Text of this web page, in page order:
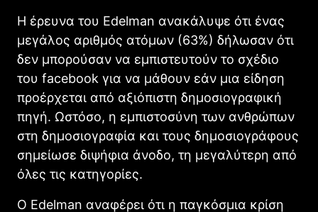
Η έρευνα του Edelman ανακάλυψε ότι ένας
μεγάλος αριθμός ατόμων (63%) δήλωσαν ότι
δεν μπορούσαν να εμπιστευτούν το σχέδιο
του facebook για να μάθουν εάν μια είδηση
προέρχεται από αξιόπιστη δημοσιογραφική
πηγή. Ωστόσο, η εμπιστοσύνη των ανθρώπων
στη δημοσιογραφία και τους δημοσιογράφους
σημείωσε διψήφια άνοδο, τη μεγαλύτερη από
όλες τις κατηγορίες.
Ο Edelman αναφέρει ότι η παγκόσμια κρίση